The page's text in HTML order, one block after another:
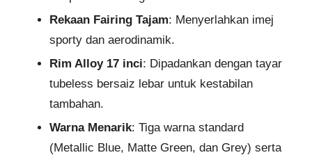
Rekaan Fairing Tajam: Menyerlahkan imej
sporty dan aerodinamik.
Rim Alloy 17 inci: Dipadankan dengan tayar
tubeless bersaiz lebar untuk kestabilan
tambahan.
Warna Menarik: Tiga warna standard
(Metallic Blue, Matte Green, dan Grey) serta